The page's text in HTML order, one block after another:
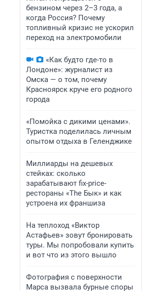
бензином через 2–3 года, а
когда Россия? Почему
топливный кризис не ускорил
переход на электромобили
«Как будто где-то в
Лондоне»: журналист из
Омска — о том, почему
Красноярск круче его родного
города
«Помойка с дикими ценами».
Туристка поделилась личным
опытом отдыха в Геленджике
Миллиарды на дешевых
стейках: сколько
зарабатывают fix-price-
рестораны «The Бык» и как
устроена их франшиза
На теплоход «Виктор
Астафьев» зовут бронировать
туры. Мы попробовали купить
и вот что из этого вышло
Фотография с поверхности
Марса вызвала бурные споры